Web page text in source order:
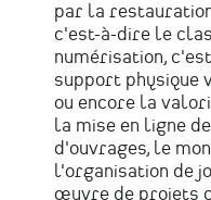
par la
c'est-à-dire le
numérisation,
support physique
ou encore la
la mise en ligne
d'ouvrages, le
l'organisation de
œuvre de projets